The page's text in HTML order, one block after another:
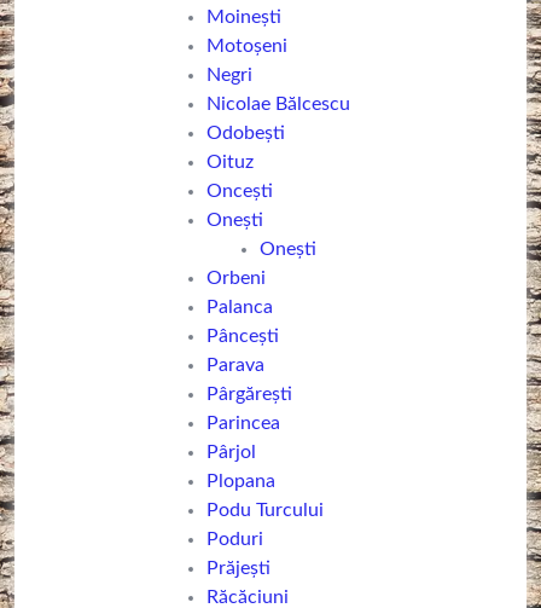
Moineşti
Motoșeni
Negri
Nicolae Bălcescu
Odobești
Oituz
Oncești
Oneşti
Onești
Orbeni
Palanca
Pâncești
Parava
Pârgărești
Parincea
Pârjol
Plopana
Podu Turcului
Poduri
Prăjești
Răcăciuni